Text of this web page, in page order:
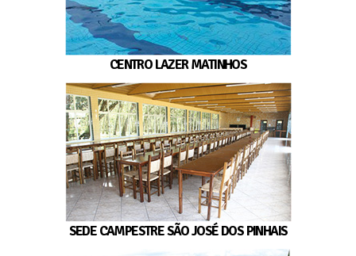
CENTRO LAZER MATINHOS
SEDE CAMPESTRE SÃO JOSÉ DOS PINHAIS